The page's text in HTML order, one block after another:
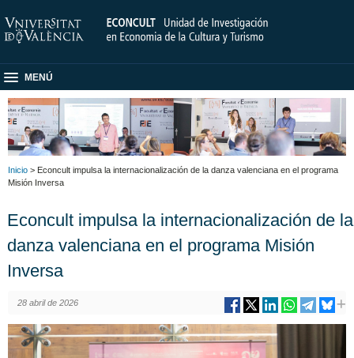
MENÚ
Inicio > Econcult impulsa la internacionalización de la danza valenciana en el programa
Misión Inversa
Econcult impulsa la internacionalización de la
danza valenciana en el programa Misión
Inversa
28 abril de 2026